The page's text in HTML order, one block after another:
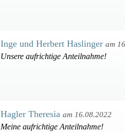
Inge und Herbert Haslinger am
Unsere aufrichtige Anteilnahme!
Hagler Theresia am 16.08.2022
Meine aufrichtige Anteilnahme!